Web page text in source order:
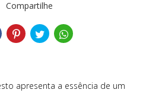
Compartilhe
apresenta a essência de um